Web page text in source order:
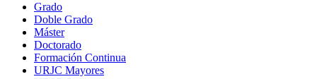
Grado
Doble Grado
Máster
Doctorado
Formación Continua
URJC Mayores